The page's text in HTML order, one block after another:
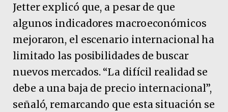
Jetter explicó que, a pesar de que
algunos indicadores macroeconómicos
mejoraron, el escenario internacional ha
limitado las posibilidades de buscar
nuevos mercados. “La difícil realidad se
debe a una baja de precio internacional”,
señaló, remarcando que esta situación se